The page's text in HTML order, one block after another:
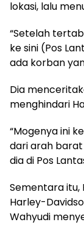
lokasi, lalu
“Setelah
ke sini (Pos
ada korban
Dia
menghindari
“Mogenya ini
dari arah
dia di Pos
Sementara itu,
Harley-
Wahyudi